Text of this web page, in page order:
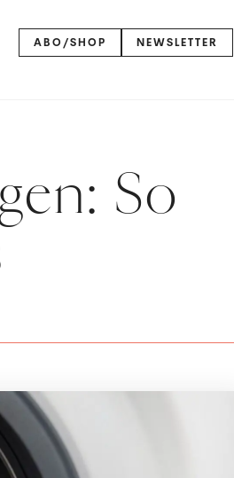
ABO/SHOP NEWSLETTER
So